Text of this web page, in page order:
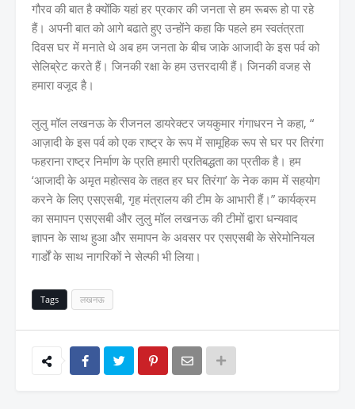
गौरव की बात है क्योंकि यहां हर प्रकार की जनता से हम रूबरू हो पा रहे
हैं। अपनी बात को आगे बढाते हुए उन्होंने कहा कि पहले हम स्वतंत्रता
दिवस घर में मनाते थे अब हम जनता के बीच जाके आजादी के इस पर्व को
सेलिब्रेट करते हैं। जिनकी रक्षा के हम उत्तरदायी हैं। जिनकी वजह से
हमारा वजूद है।
लुलु मॉल लखनऊ के रीजनल डायरेक्टर जयकुमार गंगाधरन ने कहा, “
आज़ादी के इस पर्व को एक राष्ट्र के रूप में सामूहिक रूप से घर पर तिरंगा
फहराना राष्ट्र निर्माण के प्रति हमारी प्रतिबद्धता का प्रतीक है। हम
‘आजादी के अमृत महोत्सव के तहत हर घर तिरंगा’ के नेक काम में सहयोग
करने के लिए एसएसबी, गृह मंत्रालय की टीम के आभारी हैं।” कार्यक्रम
का समापन एसएसबी और लुलु मॉल लखनऊ की टीमों द्वारा धन्यवाद
ज्ञापन के साथ हुआ और समापन के अवसर पर एसएसबी के सेरेमोनियल
गार्डों के साथ नागरिकों ने सेल्फी भी लिया।
Tags लखनऊ